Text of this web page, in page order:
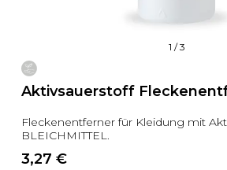
1 /3
Aktivsauerstoff
Fleckenentferner für Kleidung mit
BLEICHMITTEL.
3,27 €